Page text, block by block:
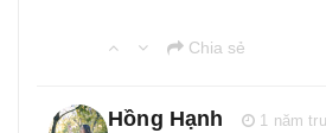
Chia sẻ
Hồng Hạnh
1 năm